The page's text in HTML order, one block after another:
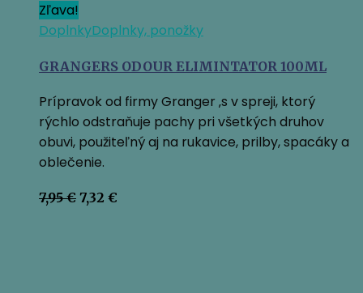
Zľava!
DoplnkyDoplnky, ponožky
GRANGERS ODOUR ELIMINTATOR 100ML
Prípravok od firmy Granger ‚s v spreji, ktorý
rýchlo odstraňuje pachy pri všetkých druhov
obuvi, použiteľný aj na rukavice, prilby, spacáky a
oblečenie.
7,95€ Pôvodná
7,32 €